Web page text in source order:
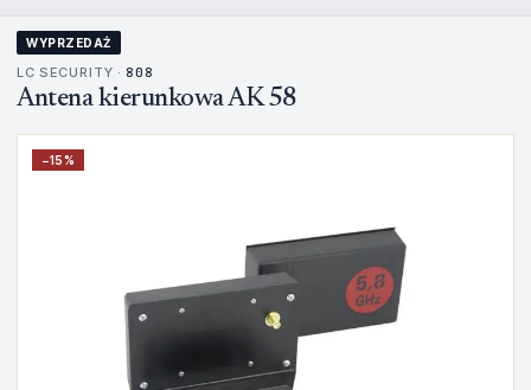
WYPRZEDAŻ
LC SECURITY · 808
Antena kierunkowa AK 58
−15%